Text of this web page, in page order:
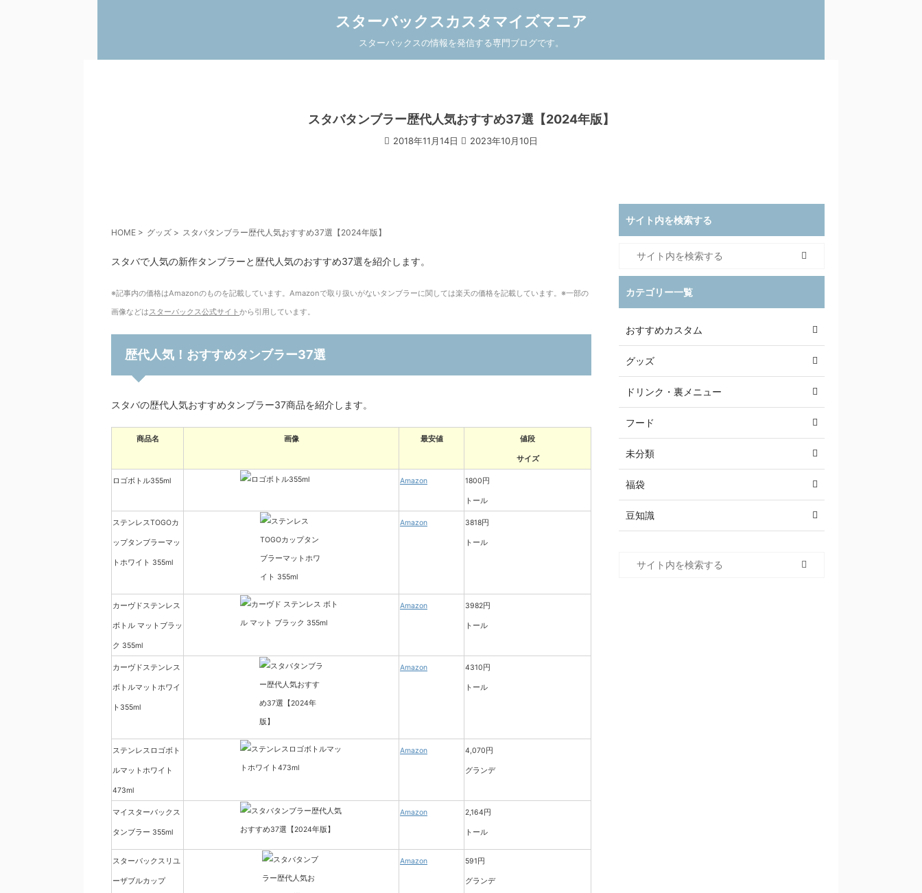
スターバックスカスタマイズマニア
スターバックスの情報を発信する専門ブログです。
スタバタンブラー歴代人気おすすめ37選【2024年版】
2018年11月14日 2023年10月10日
HOME > グッズ > スタバタンブラー歴代人気おすすめ37選【2024年版】
スタバで人気の新作タンブラーと歴代人気のおすすめ37選を紹介します。
※記事内の価格はAmazonのものを記載しています。Amazonで取り扱いがないタンブラーに関しては楽天の価格を記載しています。 ※一部の
画像などはスターバックス公式サイト から引用しています。
歴代人気！おすすめタンブラー37選
スタバの歴代人気おすすめタンブラー37商品を紹介します。
商品名 画像 最安値 値段
サイズ
ロゴボトル355ml Amazon 1800円
トール
ステンレスTOGOカ
ップタンブラーマッ
トホワイト 355ml
Amazon 3818円
トール
カーヴドステンレス
ボトル マットブラッ
ク 355ml
Amazon 3982円
トール
カーヴドステンレス
ボトルマットホワイ
ト355ml
Amazon 4310円
トール
ステンレスロゴボト
ルマットホワイト
473ml
Amazon 4,070円
グランデ
マイスターバックス
タンブラー 355ml
Amazon 2,164円
トール
スターバックスリユ
ーザブルカップ
Amazon 591円
グランデ
サイト内を検索する
カテゴリー一覧
おすすめカスタム
グッズ
ドリンク・裏メニュー
フード
未分類
福袋
豆知識